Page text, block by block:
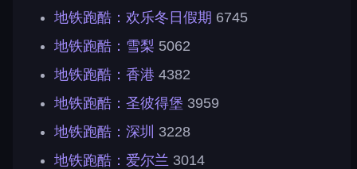
地铁跑酷：欢乐冬日假期 6745
地铁跑酷：雪梨 5062
地铁跑酷：香港 4382
地铁跑酷：圣彼得堡 3959
地铁跑酷：深圳 3228
地铁跑酷：爱尔兰 3014